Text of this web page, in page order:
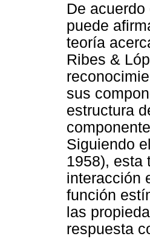
De
puede
teoría
Ribes &
sus
estructura
Siguiendo
1958), esta
interacción
función
las
respuesta